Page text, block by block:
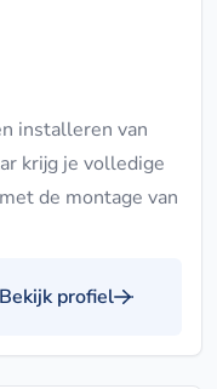
installeren van
krijg je volledige
de montage van
Bekijk profiel